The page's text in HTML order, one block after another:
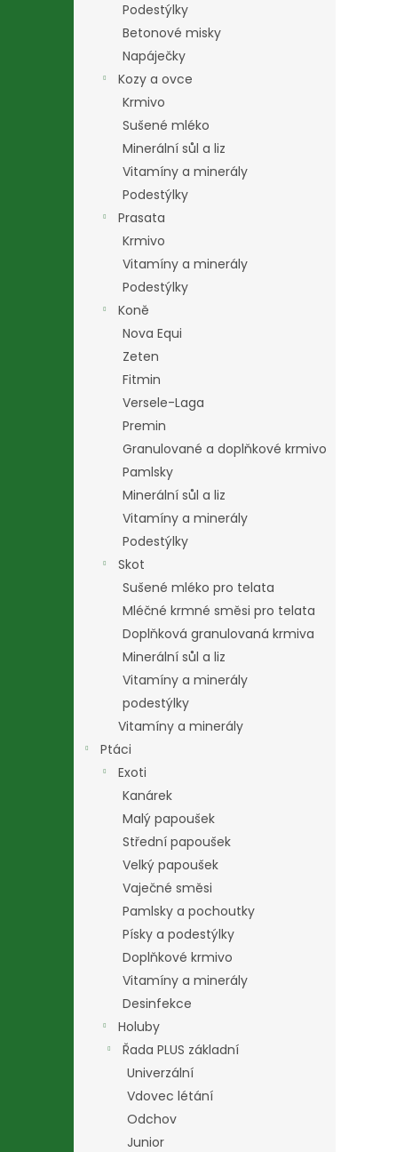
Podestýlky
Betonové misky
Napáječky
Kozy a ovce
Krmivo
Sušené mléko
Minerální sůl a liz
Vitamíny a minerály
Podestýlky
Prasata
Krmivo
Vitamíny a minerály
Podestýlky
Koně
Nova Equi
Zeten
Fitmin
Versele-Laga
Premin
Granulované a doplňkové krmivo
Pamlsky
Minerální sůl a liz
Vitamíny a minerály
Podestýlky
Skot
Sušené mléko pro telata
Mléčné krmné směsi pro telata
Doplňková granulovaná krmiva
Minerální sůl a liz
Vitamíny a minerály
podestýlky
Vitamíny a minerály
Ptáci
Exoti
Kanárek
Malý papoušek
Střední papoušek
Velký papoušek
Vaječné směsi
Pamlsky a pochoutky
Písky a podestýlky
Doplňkové krmivo
Vitamíny a minerály
Desinfekce
Holuby
Řada PLUS základní
Univerzální
Vdovec létání
Odchov
Junior